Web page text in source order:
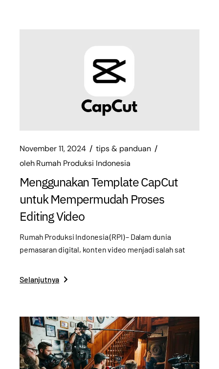
November 11, 2024
tips & panduan
olehRumah Produksi Indonesia
Menggunakan Template CapCut
untuk Mempermudah Proses
Editing Video
Rumah Produksi Indonesia (RPI) – Dalam dunia
pemasaran digital, konten video menjadi salah sat
Selanjutnya